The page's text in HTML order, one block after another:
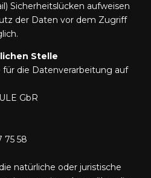
Sicherheitslücken aufweisen
der Daten vor dem Zugriff
Stelle
die Datenverarbeitung auf
GbR
75 58
natürliche oder juristische